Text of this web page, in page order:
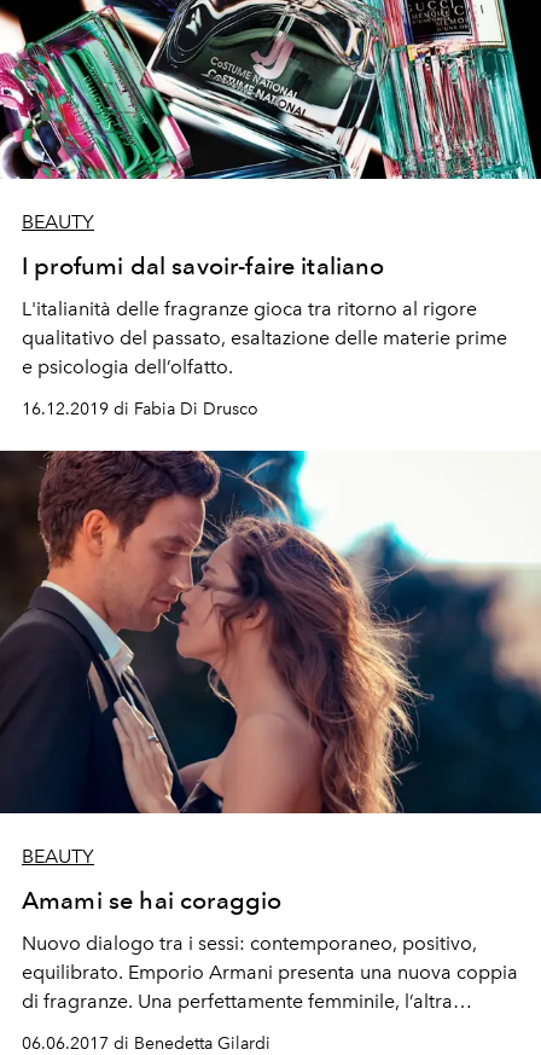
BEAUTY
I profumi dal savoir-faire italiano
L'italianità delle fragranze gioca tra ritorno al rigore
qualitativo del passato, esaltazione delle materie prime
e psicologia dell’olfatto.
16.12.2019 di Fabia Di Drusco
BEAUTY
Amami se hai coraggio
Nuovo dialogo tra i sessi: contemporaneo, positivo,
equilibrato. Emporio Armani presenta una nuova coppia
di fragranze. Una perfettamente femminile, l’altra
generosamente maschile. Insieme comunicano, si
06.06.2017 di Benedetta Gilardi